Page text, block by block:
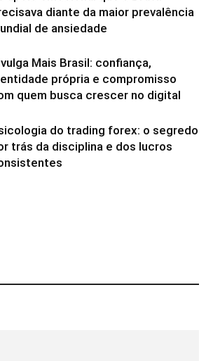
diante da maior prevalência
de ansiedade
Mais Brasil: confiança,
própria e compromisso
quem busca crescer no digital
do trading forex: o segredo
trás da disciplina e dos lucros